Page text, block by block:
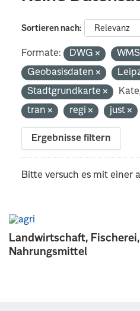
Landwirtschaft,
Nahrungsmittel
Sortieren nach
Formate: DWG
Geobasisdaten
Stadtgrundkarte
tran
regi just
Ergebnisse filtern
Bitte versuch es mit einer